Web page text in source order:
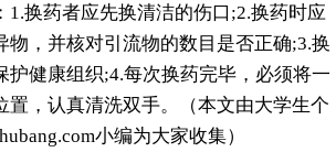
药者应先换清洁的伤口;2.换药时应
物，并核对引流物的数目是否正确;3.换
护健康组织;4.每次换药完毕，必须将一
置，认真清洗双手。（本文由大学生个
小编为大家收集）